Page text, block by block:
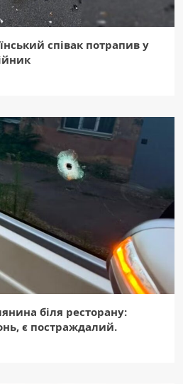
співак потрапив у
біля ресторану:
є постраждалий.